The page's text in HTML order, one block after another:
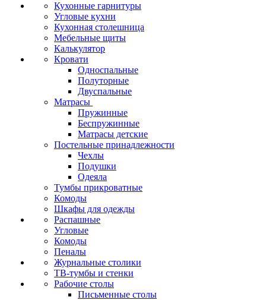
Кухонные гарнитуры
Угловые кухни
Кухонная столешница
Мебельные щиты
Калькулятор
Кровати
Односпальные
Полуторные
Двуспальные
Матрасы
Пружинные
Беспружинные
Матрасы детские
Постельные принадлежности
Чехлы
Подушки
Одеяла
Тумбы прикроватные
Комоды
Шкафы для одежды
Распашные
Угловые
Комоды
Пеналы
Журнальные столики
ТВ‑тумбы и стенки
Рабочие столы
Письменные столы